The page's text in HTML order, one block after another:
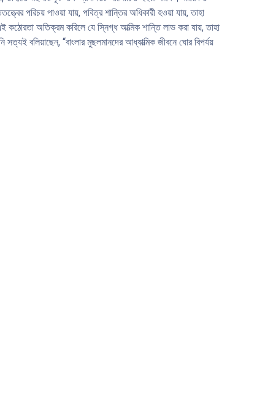
পরিচয় পাওয়া যায়, পবিত্র শান্তির অধিকারী হওয়া যায়, তাহা
অতিক্রম করিলে যে স্নিগ্ধ আত্মিক শান্তি লাভ করা যায়, তাহা
বলিয়াছেন, “বাংলার মুছলমানদের আধ্যাত্মিক জীবনে ঘাের বিপর্যয়